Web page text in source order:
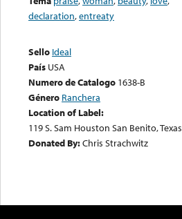
declaration,entreaty
Sello Ideal
País USA
Numero de Catalogo 1638-B
Género Ranchera
Location of Label:
119 S. Sam Houston San Benito, Texas
Donated By:Chris Strachwitz